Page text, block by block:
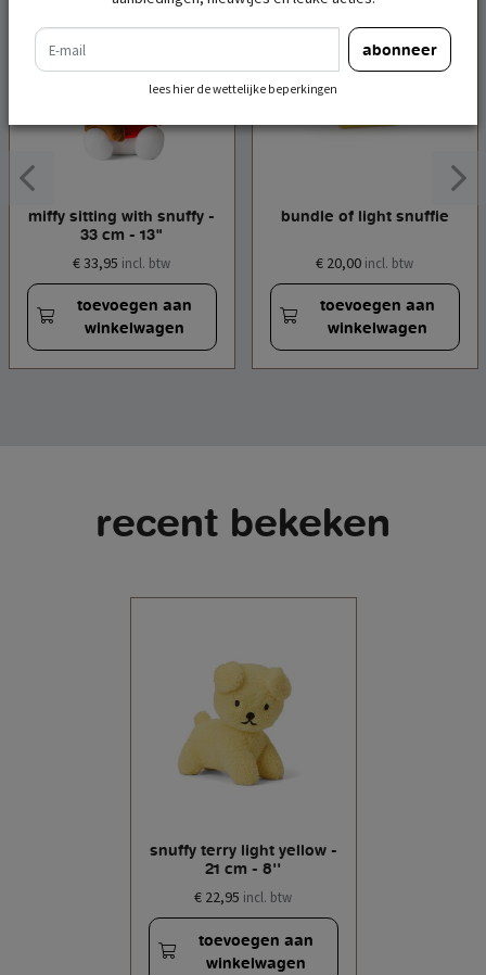
miffy sitting with snuffy -
33 cm - 13"
€ 33,95 incl. btw
toevoegen aan
winkelwagen
bundle of light snuffie
€ 20,00 incl. btw
toevoegen aan
winkelwagen
recent bekeken
snuffy terry light yellow -
21 cm - 8''
€ 22,95 incl. btw
toevoegen aan
winkelwagen
e-mail
abonneer
lees hier de wettelijke beperkingen